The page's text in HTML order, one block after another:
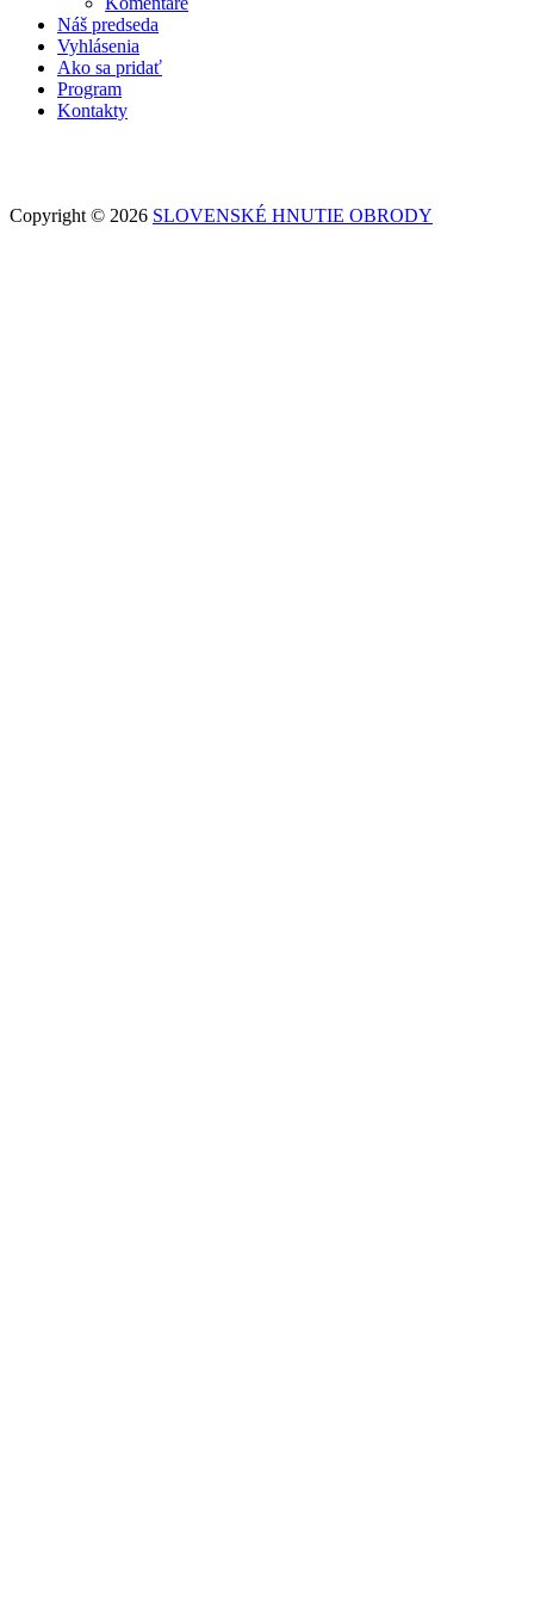
Náš predseda
Vyhlásenia
Ako sa pridať
Program
Kontakty
Copyright © 2026 SLOVENSKÉ HNUTIE OBRODY